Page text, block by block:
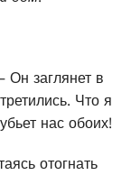
заглянет в
Что я
нас обоих!
отогнать